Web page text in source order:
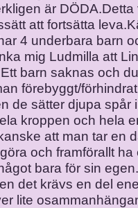
är
att fortsätta
4 underbara barn
mig Ludmilla att
barn saknas och
förebyggt/
de sätter djupa spår
kroppen och hela
att man tar en
och framförallt ha
bara för sin
det krävs en del
lite